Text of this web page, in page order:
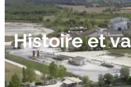
Histoire et